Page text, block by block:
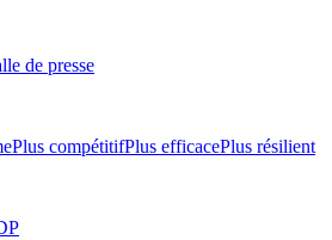
de presse
Plus compétitifPlus efficacePlus résilient